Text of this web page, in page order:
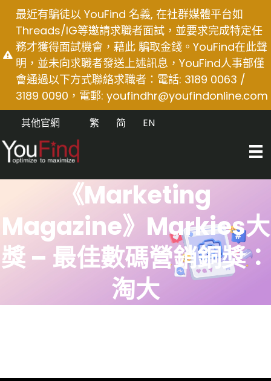
content
最近有騙徒以 YouFind 名義, 在社群媒體平台如
Threads/IG等邀請求職者面試，並要求完成特定任
務才獲得面試機會，藉此 騙取金錢。YouFind在此聲
明，並未向求職者發送上述訊息，YouFind人事部僅
會通過以下方式聯絡求職者：電話: 3189 0063 /
3189 0090，電郵: youfindhr@youfindonline.com
其他官網 EN
简
繁
《Marketing
Magazine》Markies大
獎 – 最佳數碼營銷銅獎：
淘大